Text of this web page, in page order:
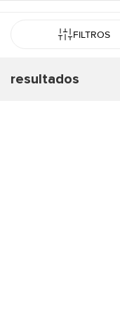
FILTROS
resultados